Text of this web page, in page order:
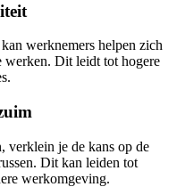
werknemers helpen zich
werken. Dit leidt tot hogere
verklein je de kans op de
Dit kan leiden tot
werkomgeving.